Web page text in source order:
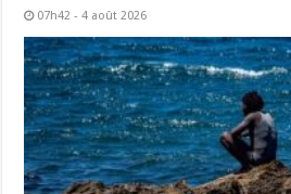
07h42 - 4 août 2026